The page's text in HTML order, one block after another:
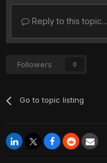
Reply to this topic...
Followers 0
Go to topic listing